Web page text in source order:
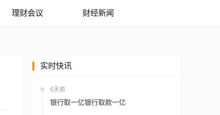
理财会议 财经新闻
实时快讯
6天前
银行取一亿银行取款一亿